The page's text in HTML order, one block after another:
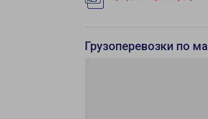
Грузоперевозки по